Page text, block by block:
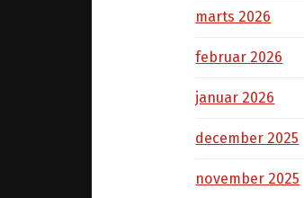
marts 2026
februar 2026
januar 2026
december 2025
november 2025